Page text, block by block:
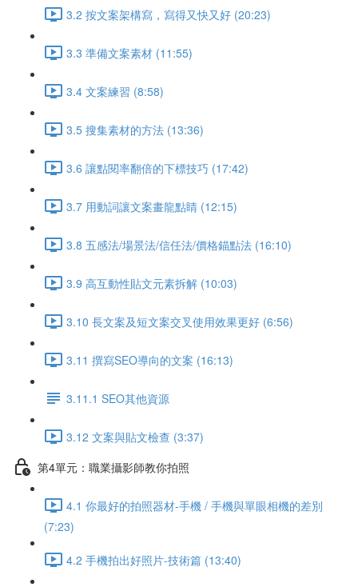
3.2 按文案架構寫，寫得又快又好 (20:23)
3.3 準備文案素材 (11:55)
3.4 文案練習 (8:58)
3.5 搜集素材的方法 (13:36)
3.6 讓點閱率翻倍的下標技巧 (17:42)
3.7 用動詞讓文案畫龍點睛 (12:15)
3.8 五感法/場景法/信任法/價格錨點法 (16:10)
3.9 高互動性貼文元素拆解 (10:03)
3.10 長文案及短文案交叉使用效果更好 (6:56)
3.11 撰寫SEO導向的文案 (16:13)
3.11.1 SEO其他資源
3.12 文案與貼文檢查 (3:37)
第4單元：職業攝影師教你拍照
4.1 你最好的拍照器材-手機 / 手機與單眼相機的差別
(7:23)
4.2 手機拍出好照片-技術篇 (13:40)